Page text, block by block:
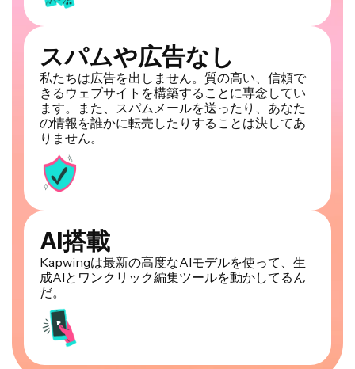
スパムや広告なし
私たちは広告を出しません。質の高い、信頼で
きるウェブサイトを構築することに専念してい
ます。また、スパムメールを送ったり、あなた
の情報を誰かに転売したりすることは決してあ
りません。
AI搭載
Kapwingは最新の高度なAIモデルを使って、生
成AIとワンクリック編集ツールを動かしてるん
だ。